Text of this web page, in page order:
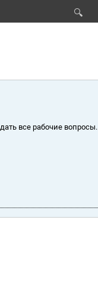
🔍
все рабочие вопросы.